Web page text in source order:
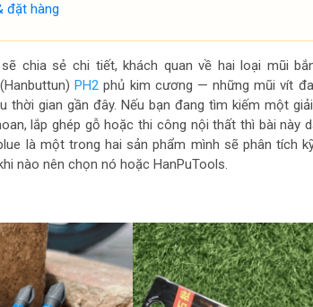
đặt hàng
chia sẻ chi tiết, khách quan về hai loại mũi
PH2 phủ kim cương — những mũi vít
thời gian gần đây. Nếu bạn đang tìm kiếm một
lắp ghép gỗ hoặc thi công nội thất thì bài này
là một trong hai sản phẩm mình sẽ phân tích
nào nên chọn nó hoặc HanPuTools.